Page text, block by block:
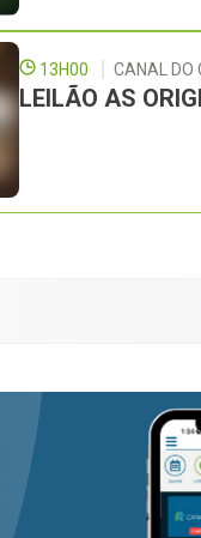
13H00 CANAL DO
LEILÃO AS